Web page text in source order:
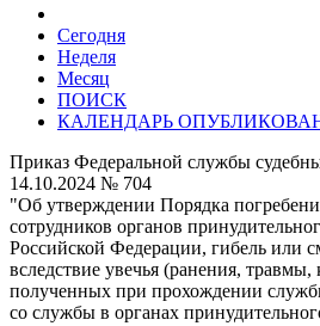
Сегодня
Неделя
Месяц
ПОИСК
КАЛЕНДАРЬ
Приказ Федеральной службы
14.10.2024 № 704
"Об утверждении Порядка
сотрудников органов
Российской Федерации, гибель или
вследствие увечья (ранения, травмы,
полученных при прохождении
со службы в органах